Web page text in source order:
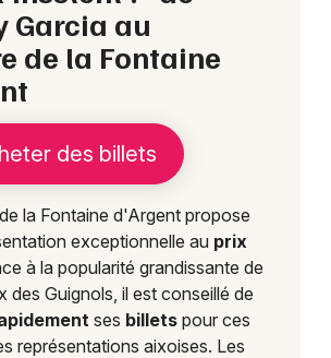
Garcia au
de la Fontaine
des billets
la Fontaine d'Argent propose
exceptionnelle au prix
à la popularité grandissante de
des Guignols, il est conseillé de
ses billets pour ces
représentations aixoises. Les